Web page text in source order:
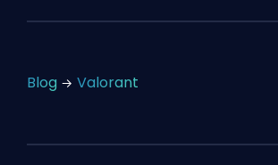
Blog Valorant